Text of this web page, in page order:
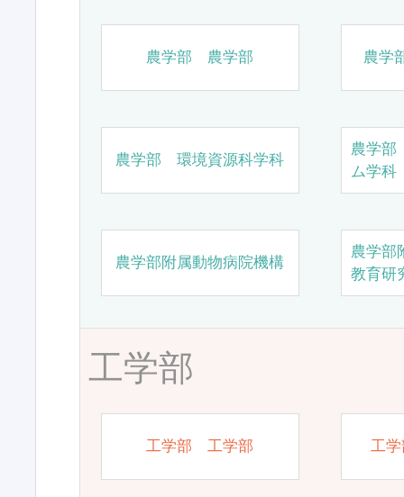
農学部 農学部 農学
農学部 環境資源科学科
農学
ム学科
農学部附属動物病院機構
農学部
教育研
工学部
工学部 工学部 工